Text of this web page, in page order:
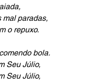
mal paradas,
o repuxo.
bola.
Seu Júlio,
Seu Júlio,